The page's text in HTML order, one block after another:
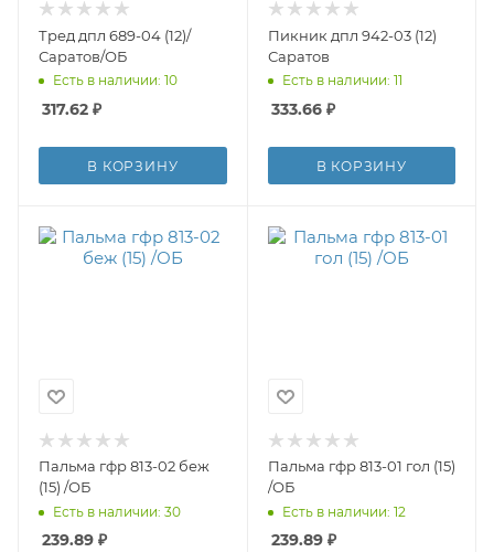
Тред дпл 689-04 (12)/
Саратов/ОБ
Есть в наличии: 10
317.62 ₽
В КОРЗИНУ
Пикник дпл 942-03 (12)
Саратов
Есть в наличии: 11
333.66₽
В КОРЗИНУ
Пальма гфр 813-02 беж
(15) /ОБ
Есть в наличии: 30
239.89 ₽
Пальма гфр 813-01 гол (15)
/ОБ
Есть в наличии: 12
239.89₽